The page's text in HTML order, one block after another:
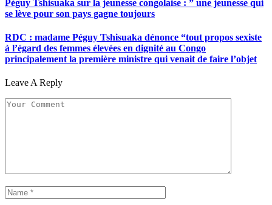
Péguy Tshisuaka sur la jeunesse congolaise : ” une jeunesse qui
se lève pour son pays gagne toujours
RDC : madame Péguy Tshisuaka dénonce “tout propos sexiste
à l’égard des femmes élevées en dignité au Congo
principalement la première ministre qui venait de faire l’objet
Leave A Reply